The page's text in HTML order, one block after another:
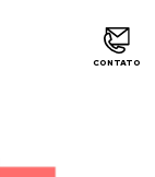
CONTATO